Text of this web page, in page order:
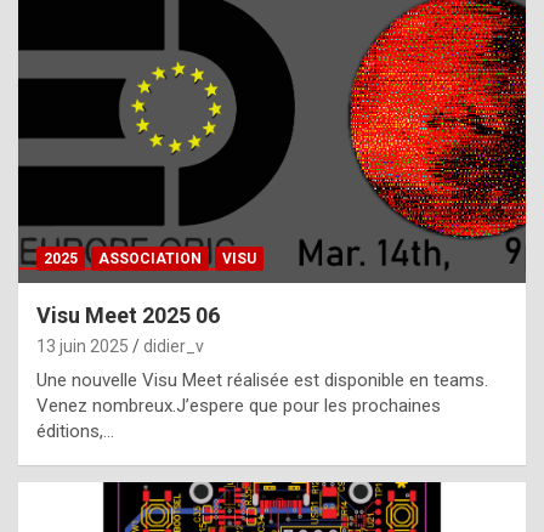
h
a
t
t
e
b
2025 ASSOCIATION VISU
Visu Meet 2025 06
13 juin 2025 didier_v
Une nouvelle Visu Meet réalisée est disponible en teams.
Venez nombreux.J’espere que pour les prochaines
éditions,…